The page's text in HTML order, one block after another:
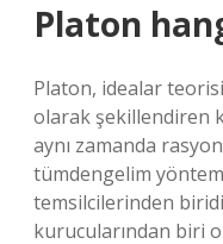
Platon
Platon, idealar
olarak şekillendiren
aynı zamanda
tümdengelim
temsilcilerinden
kurucularından biri